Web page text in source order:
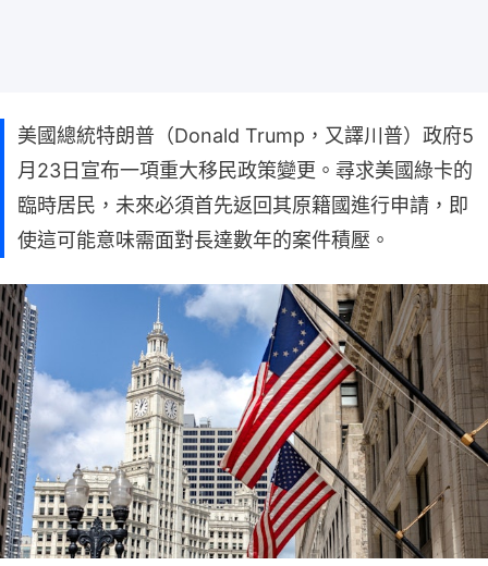
美國總統特朗普（Donald Trump，又譯川普）政府5
月23日宣布一項重大移民政策變更。尋求美國綠卡的
臨時居民，未來必須首先返回其原籍國進行申請，即
使這可能意味需面對長達數年的案件積壓。